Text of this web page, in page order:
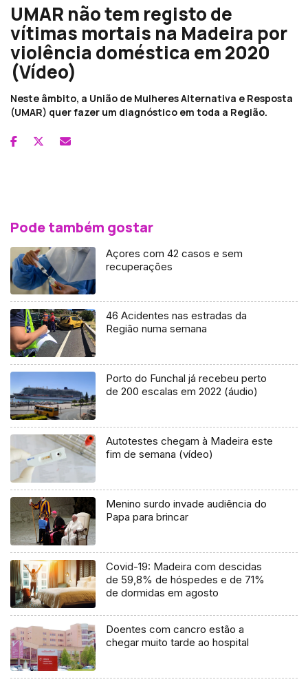
UMAR não tem registo de
vítimas mortais na Madeira por
violência doméstica em 2020
(Vídeo)
Neste âmbito, a União de Mulheres Alternativa e Resposta
(UMAR) quer fazer um diagnóstico em toda a Região.
Pode também gostar
Açores com 42 casos e sem
recuperações
46 Acidentes nas estradas da
Região numa semana
Porto do Funchal já recebeu perto
de 200 escalas em 2022 (áudio)
Autotestes chegam à Madeira este
fim de semana (vídeo)
Menino surdo invade audiência do
Papa para brincar
Covid-19: Madeira com descidas
de 59,8% de hóspedes e de 71%
de dormidas em agosto
Doentes com cancro estão a
chegar muito tarde ao hospital